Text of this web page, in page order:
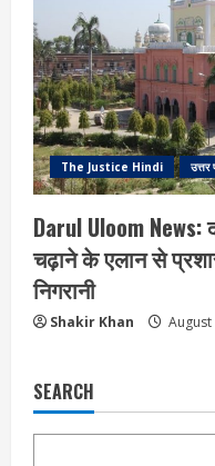
The Justice Hindi उत्तर
Darul Uloom
चढ़ाने के एलान से
निगरानी
Shakir Khan August
SEARCH